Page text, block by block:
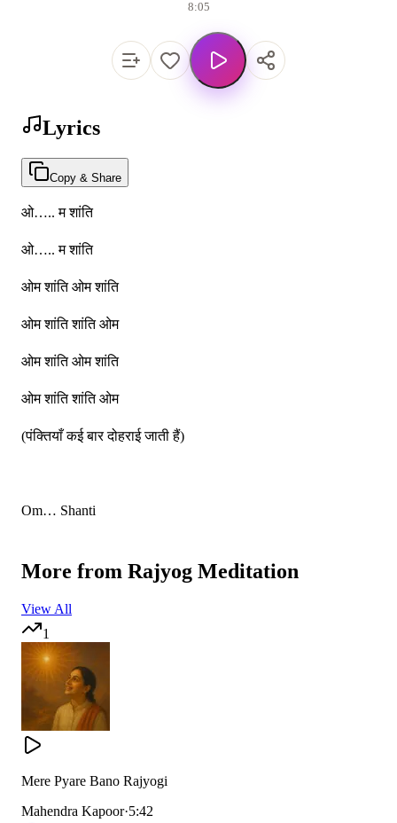
8:05
Lyrics
Copy & Share
ओ….. म शांति
ओ….. म शांति
ओम शांति ओम शांति
ओम शांति शांति ओम
ओम शांति ओम शांति
ओम शांति शांति ओम
(पंक्तियाँ कई बार दोहराई जाती हैं)
Om… Shanti
Om Shanti, Shanti Om.
Om Shanti, Om Shanti,
Om Shanti, Shanti Om.
(These lines are repeated many times, creating a vibration of
peace.)
More from Rajyog Meditation
View All
1
Mere Pyare Bano Rajyogi
Mahendra Kapoor·5:42